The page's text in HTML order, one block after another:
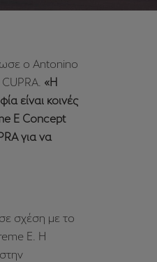
ο Antonino
«Η
είναι κοινές
E Concept
για να
σχέση με το
E. Η